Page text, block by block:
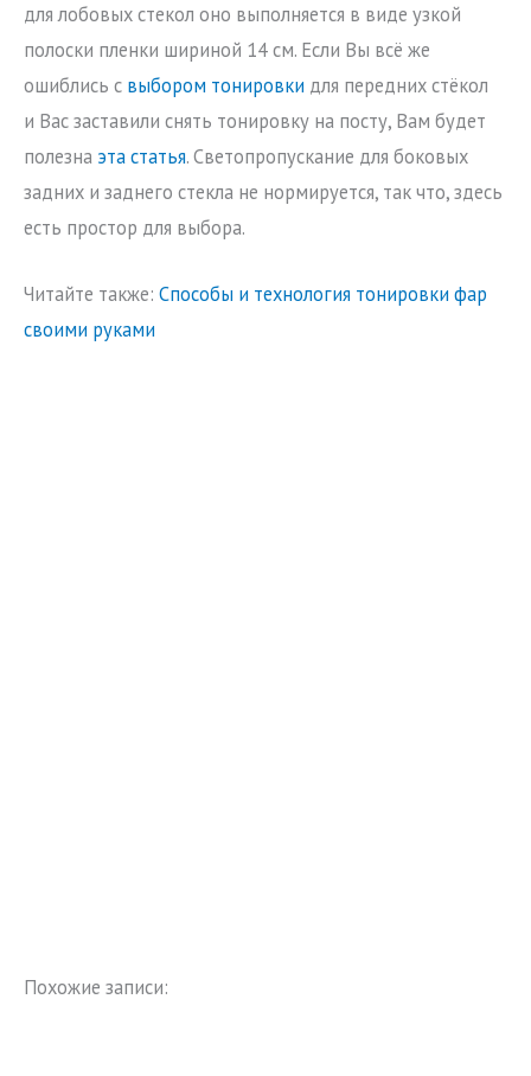
для лобовых стекол оно выполняется в виде узкой
полоски пленки шириной 14 см. Если Вы всё же
ошиблись с выбором тонировки для передних стёкол
и Вас заставили снять тонировку на посту, Вам будет
полезна эта статья.Светопропускание для боковых
задних и заднего стекла не нормируется, так что, здесь
есть простор для выбора.
Читайте также: Способы и технология тонировки фар
своими руками
Похожие записи: